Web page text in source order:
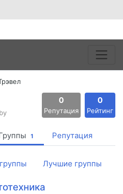
0
Репутация
0
Рейтинг
1 Репутация
Лучшие группы